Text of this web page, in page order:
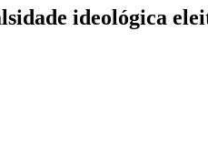
ideológica